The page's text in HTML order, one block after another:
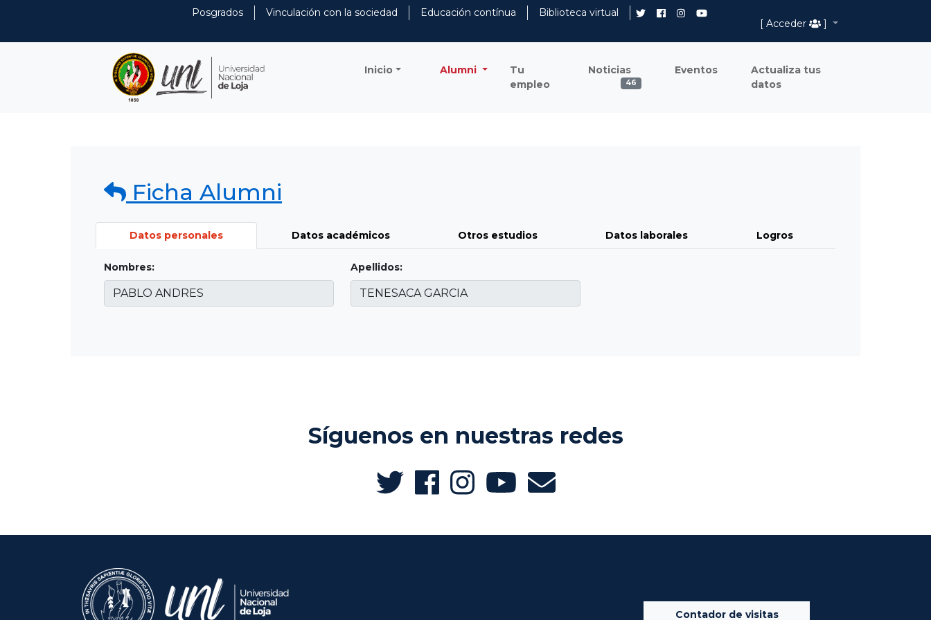
Posgrados Vinculación con la sociedad Educación contínua
Biblioteca virtual
[ Acceder
]
Inicio Alumni
Tu
empleo
Noticias
46
Eventos
Actualiza tus
datos
Ficha Alumni
Datos personales Datos académicos Otros estudios Datos laborales Logros
Nombres: Apellidos:
Síguenos en nuestras redes
Contador de visitas